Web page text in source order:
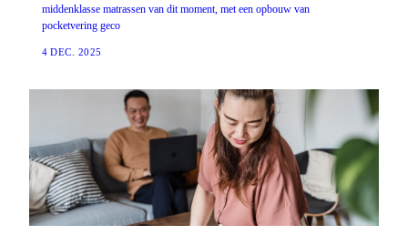
middenklasse matrassen van dit moment, met een opbouw van
pocketvering geco
4 DEC. 2025